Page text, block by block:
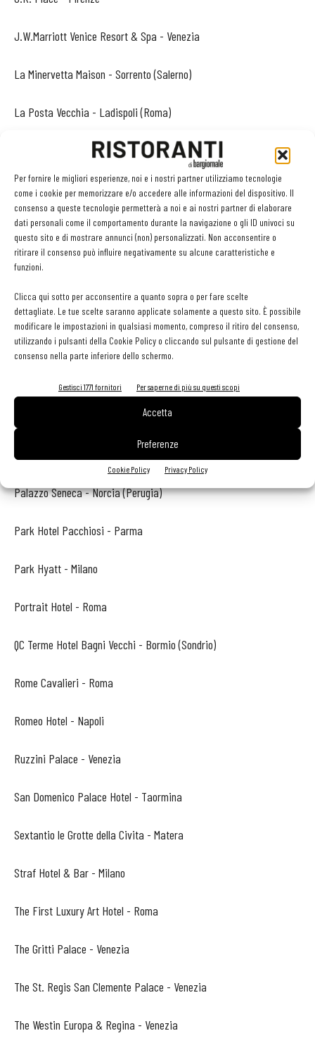
Per fornire le migliori esperienze, noi e i nostri partner utilizziamo tecnologie
come i cookie per memorizzare e/o accedere alle informazioni del dispositivo. Il
consenso a queste tecnologie permetterà a noi e ai nostri partner di elaborare
dati personali come il comportamento durante la navigazione o gli ID univoci su
questo sito e di mostrare annunci (non) personalizzati. Non acconsentire o
ritirare il consenso può influire negativamente su alcune caratteristiche e
funzioni.
Clicca qui sotto per acconsentire a quanto sopra o per fare scelte
dettagliate. Le tue scelte saranno applicate solamente a questo sito. È possibile
modificare le impostazioni in qualsiasi momento, compreso il ritiro del consenso,
utilizzando i pulsanti della Cookie Policy o cliccando sul pulsante di gestione del
consenso nella parte inferiore dello schermo.
Gestisci 1771 fornitori Per saperne di più su questi scopi
Accetta
Preferenze
Cookie Policy Privacy Policy
J.W.Marriott Venice Resort & Spa - Venezia
La Minervetta Maison - Sorrento (Salerno)
La Posta Vecchia - Ladispoli (Roma)
Le foglie di Acanto - Lucera (Foggia)
Mandarin Oriental Hotel - Milano
Masseria Torre Maizza - Savelletri di Fasano (Brindisi)
ME by Melia - Milano
Milan Suite Hotel - Milano
Monastero Santa Rosa Hotel & Spa - Amalfi (Salerno)
Palazzo Righini - Fossano (Cuneo)
Palazzo Seneca - Norcia (Perugia)
Park Hotel Pacchiosi - Parma
Park Hyatt - Milano
Portrait Hotel - Roma
QC Terme Hotel Bagni Vecchi - Bormio (Sondrio)
Rome Cavalieri - Roma
Romeo Hotel - Napoli
Ruzzini Palace - Venezia
San Domenico Palace Hotel - Taormina
Sextantio le Grotte della Civita - Matera
Straf Hotel & Bar - Milano
The First Luxury Art Hotel - Roma
The Gritti Palace - Venezia
The St. Regis San Clemente Palace - Venezia
The Westin Europa & Regina - Venezia